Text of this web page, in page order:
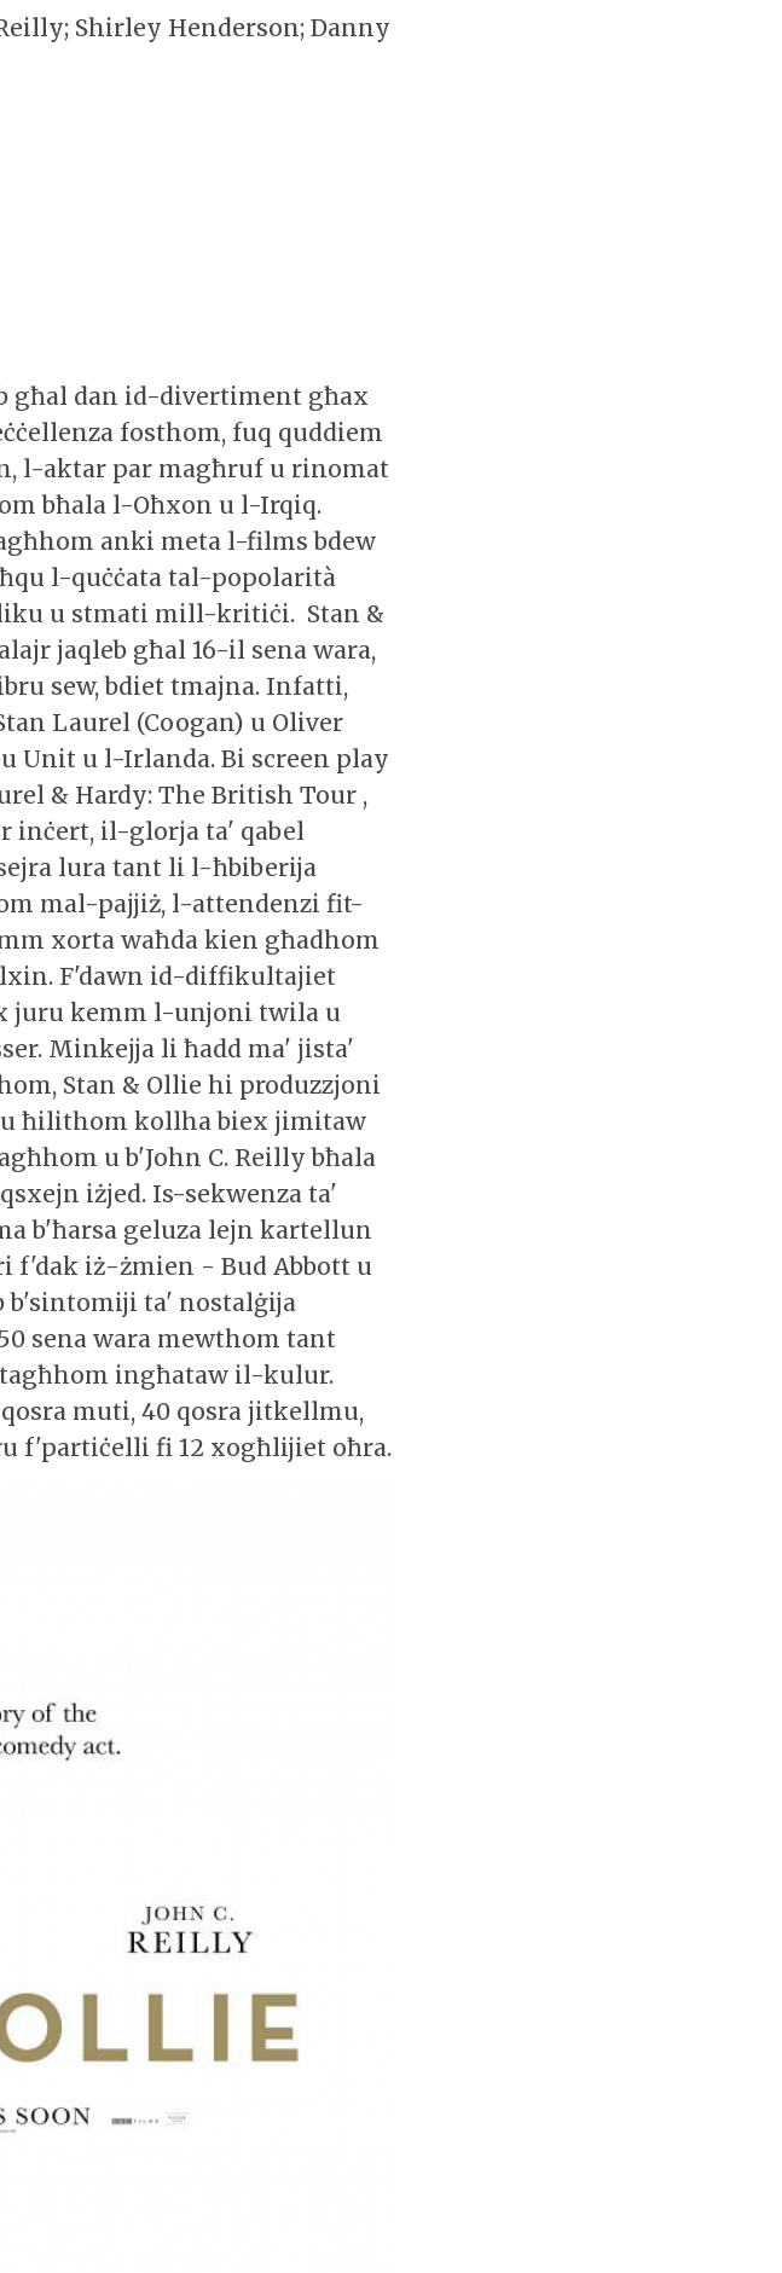
Shirley Henderson; Danny
għal dan id-divertiment għax
fosthom, fuq quddiem
l-aktar par magħruf u rinomat
bħala l-Oħxon u l-Irqiq.
anki meta l-films bdew
l-quċċata tal-popolarità
u stmati mill-kritiċi. Stan &
jaqleb għal 16-il sena wara,
sew, bdiet tmajna. Infatti,
Laurel (Coogan) u Oliver
Unit u l-Irlanda. Bi screen play
& Hardy: The British Tour ,
inċert, il-glorja ta' qabel
lura tant li l-ħbiberija
mal-pajjiż, l-attendenzi fit-
xorta waħda kien għadhom
F'dawn id-diffikultajiet
juru kemm l-unjoni twila u
Minkejja li ħadd ma' jista'
Stan & Ollie hi produzzjoni
ħilithom kollha biex jimitaw
u b'John C. Reilly bħala
iżjed. Is-sekwenza ta'
b'ħarsa geluza lejn kartellun
f'dak iż-żmien - Bud Abbott u
b'sintomiji ta' nostalġija
sena wara mewthom tant
ingħataw il-kulur.
muti, 40 qosra jitkellmu,
f'partiċelli fi 12 xogħlijiet oħra.